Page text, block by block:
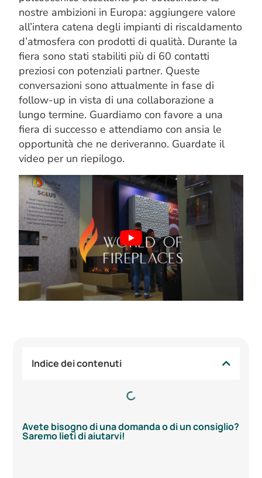
nostre ambizioni in Europa: aggiungere valore
all’intera catena degli impianti di riscaldamento
d’atmosfera con prodotti di qualità. Durante la
fiera sono stati stabiliti più di 60 contatti
preziosi con potenziali partner. Queste
conversazioni sono attualmente in fase di
follow-up in vista di una collaborazione a
lungo termine. Guardiamo con favore a una
fiera di successo e attendiamo con ansia le
opportunità che ne deriveranno. Guardate il
video per un riepilogo.
Indice dei contenuti
Avete bisogno di una domanda o di un consiglio?
Saremo lieti di aiutarvi!